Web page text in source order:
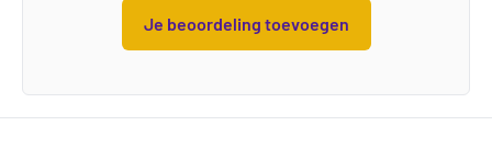
Je beoordeling toevoegen